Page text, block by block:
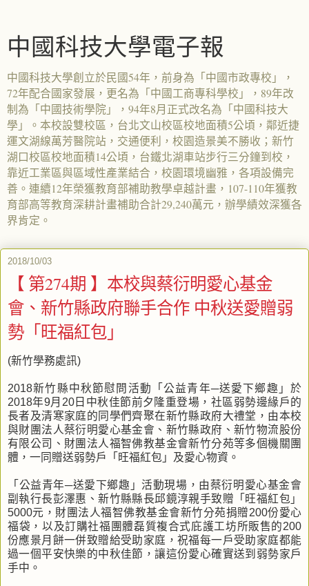
中國科技大學電子報
中國科技大學創立於民國54年，前身為「中國市政專校」，
72年配合國家發展，更名為「中國工商專科學校」，89年改
制為「中國技術學院」，94年8月正式改名為「中國科技大
學」。本校設雙校區，台北文山校區校地面積5公頃，鄰近捷
運文湖線萬芳醫院站，交通便利，校園造景美不勝收；新竹
湖口校區校地面積14公頃，台鐵北湖車站步行三分鐘到校，
靠近工業區與區域性產業結合，校園環境幽雅，各項設備完
善。連續12年榮獲教育部補助教學卓越計畫，107-110年獲教
育部高等教育深耕計畫補助合計29,240萬元，辦學績效深獲各
界肯定。
2018/10/03
【 第274期 】本校與蔡衍明愛心基金
會、新竹縣政府聯手合作 中秋送愛贈弱
勢「旺福紅包」
(新竹學務處訊)
2018新竹縣中秋節慰問活動「公益青年─送愛下鄉趣」於
2018年9月20日中秋佳節前夕隆重登場，社區弱勢邊緣戶的
長者及清寒家庭的同學們齊聚在新竹縣政府大禮堂，由本校
與財團法人蔡衍明愛心基金會、新竹縣政府、新竹物流股份
有限公司、財團法人福智佛教基金會新竹分苑等多個機關團
體，一同贈送弱勢戶「旺福紅包」及愛心物資。
「公益青年─送愛下鄉趣」活動現場，由蔡衍明愛心基金會
副執行長彭澤惠、新竹縣縣長邱鏡淳親手致贈「旺福紅包」
5000元，財團法人福智佛教基金會新竹分苑捐贈200份愛心
福袋，以及訂購社福團體磊質複合式庇護工坊所販售的200
份應景月餅一併致贈給受助家庭，祝福每一戶受助家庭都能
過一個平安快樂的中秋佳節，讓這份愛心確實送到弱勢家戶
手中。